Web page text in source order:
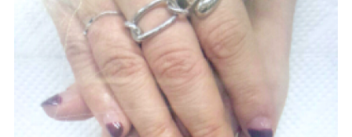
料金メニュー
コンセプト
よくあるご質問